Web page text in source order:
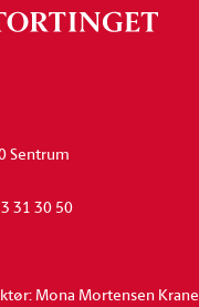
Sentrum
31 30 50
Mona Mortensen Krane